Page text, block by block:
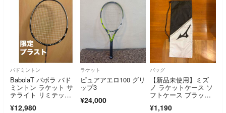
バドミントン
BabolaT バボラ バド
ミントン ラケット サ
テライト リミテッ
¥12,980
ラケット
ピュアアエロ100 グリ
ップ3
¥24,000
バッグ
【新品未使用】ミズ
ノ ラケットケース ソ
フトケース ブラック×
¥1,190